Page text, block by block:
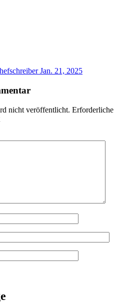
Jan. 21, 2025
nicht veröffentlicht. Erforderliche